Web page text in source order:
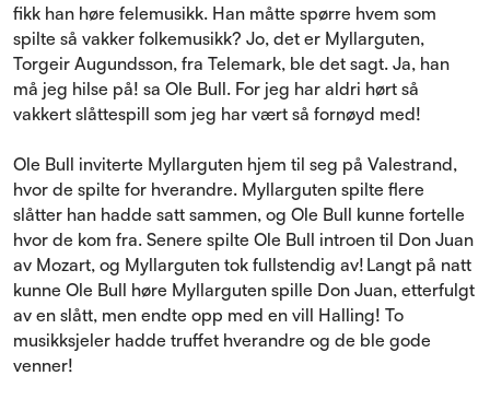
fikk han høre felemusikk. Han måtte spørre hvem som
spilte så vakker folkemusikk? Jo, det er Myllarguten,
Torgeir Augundsson, fra Telemark, ble det sagt. Ja, han
må jeg hilse på! sa Ole Bull. For jeg har aldri hørt så
vakkert slåttespill som jeg har vært så fornøyd med!
Ole Bull inviterte Myllarguten hjem til seg på Valestrand,
hvor de spilte for hverandre. Myllarguten spilte flere
slåtter han hadde satt sammen, og Ole Bull kunne fortelle
hvor de kom fra. Senere spilte Ole Bull introen til Don Juan
av Mozart, og Myllarguten tok fullstendig av! Langt på natt
kunne Ole Bull høre Myllarguten spille Don Juan, etterfulgt
av en slått, men endte opp med en vill Halling! To
musikksjeler hadde truffet hverandre og de ble gode
venner!